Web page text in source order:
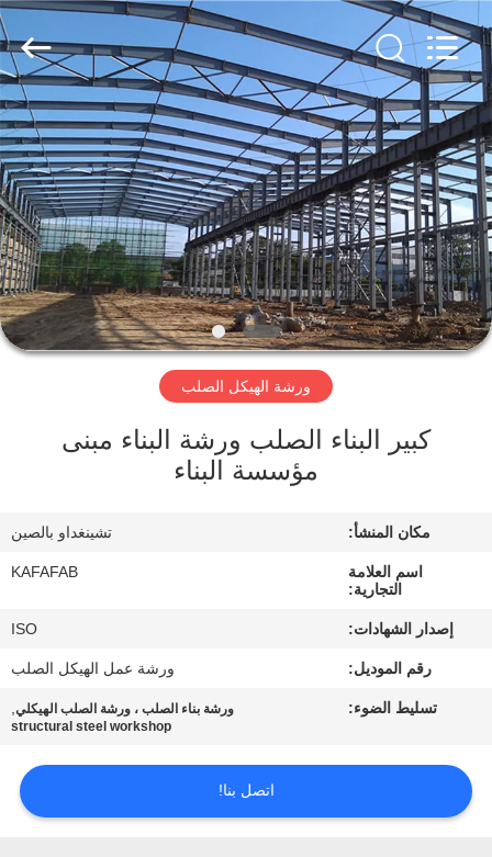
المنزل
المنتجات
فيديوهات
عرض
الواقع
في
المصنع
مراقبة
الجودة
اتصل
Qingdao
Fabrication
Co.,
Ltd..
All
Rights
Reserved.
ورشة الهيكل الصلب
كبير البناء الصلب ورشة البناء مبنى
مؤسسة البناء
مكان المنشأ: تشينغداو بالصين
اسم العلامة
التجارية:
KAFAFAB
إصدار الشهادات: ISO
رقم الموديل: ورشة عمل الهيكل الصلب
تسليط الضوء: ورشة بناء الصلب ، ورشة الصلب الهيكلي,
structural steel workshop
اتصل بنا!